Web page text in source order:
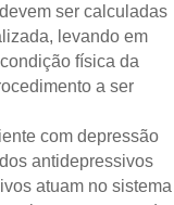
ser calculadas
levando em
física da
a ser
com depressão
antidepressivos
atuam no sistema